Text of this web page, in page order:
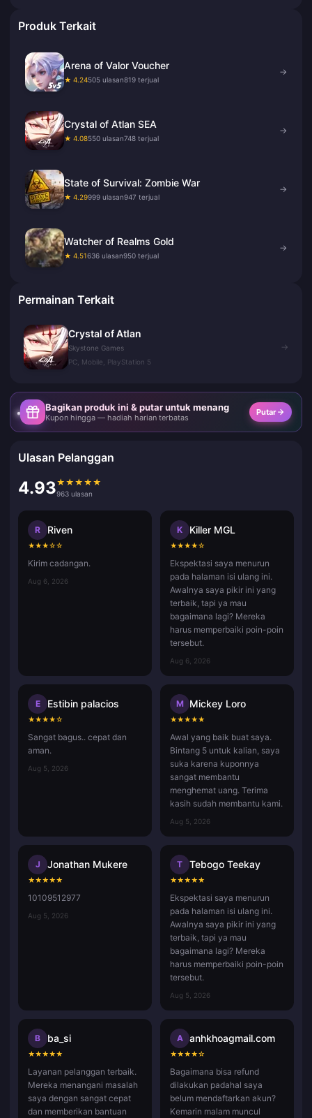
Produk Terkait
Arena of Valor Voucher
★ 4.24505 ulasan819 terjual
→
Crystal of Atlan SEA
★ 4.08550 ulasan748 terjual
→
State of Survival: Zombie War
★ 4.29999 ulasan947 terjual
→
Watcher of Realms Gold
★ 4.51636 ulasan950 terjual
→
Permainan Terkait
Crystal of Atlan
Skystone Games
PC, Mobile, PlayStation 5
→
Bagikan produk ini & putar untuk menang
Kupon hingga — hadiah harian terbatas
Putar
Ulasan Pelanggan
4.93★ ★ ★ ★ ★
963 ulasan
R Riven
★★★☆☆
Kirim cadangan.
Aug 6, 2026
K Killer MGL
★★★★☆
Ekspektasi saya menurun
pada halaman isi ulang ini.
Awalnya saya pikir ini yang
terbaik, tapi ya mau
bagaimana lagi? Mereka
harus memperbaiki poin-poin
tersebut.
Aug 6, 2026
E Estibin palacios
★★★★☆
Sangat bagus.. cepat dan
aman.
Aug 5, 2026
M Mickey Loro
★★★★★
Awal yang baik buat saya.
Bintang 5 untuk kalian, saya
suka karena kuponnya
sangat membantu
menghemat uang. Terima
kasih sudah membantu kami.
Aug 5, 2026
J Jonathan Mukere
★★★★★
10109512977
Aug 5, 2026
T Tebogo Teekay
★★★★★
Ekspektasi saya menurun
pada halaman isi ulang ini.
Awalnya saya pikir ini yang
terbaik, tapi ya mau
bagaimana lagi? Mereka
harus memperbaiki poin-poin
tersebut.
Aug 5, 2026
B ba_si
★★★★★
Layanan pelanggan terbaik.
Mereka menangani masalah
saya dengan sangat cepat
dan memberikan bantuan
A anhkhoagmail.com
★★★★☆
Bagaimana bisa refund
dilakukan padahal saya
belum mendaftarkan akun?
Kemarin malam muncul